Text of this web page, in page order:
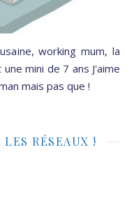
working mum, la
mini de 7 ans J'aime
mais pas que !
RÉSEAUX !